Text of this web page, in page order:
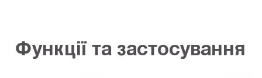
Функції та застосування